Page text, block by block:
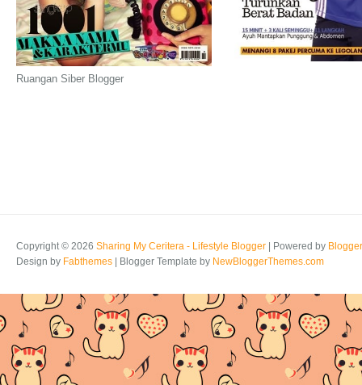
Ruangan Siber Blogger
Copyright © 2026 Sharing My Ceritera - Lifestyle Blogger | Powered by Blogger
Design by Fabthemes | Blogger Template by NewBloggerThemes.com